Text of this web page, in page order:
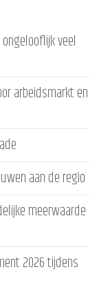
veel
arbeidsmarkt en
aan de regio
meerwaarde
2026 tijdens